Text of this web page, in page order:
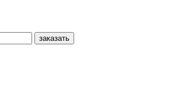
заказать